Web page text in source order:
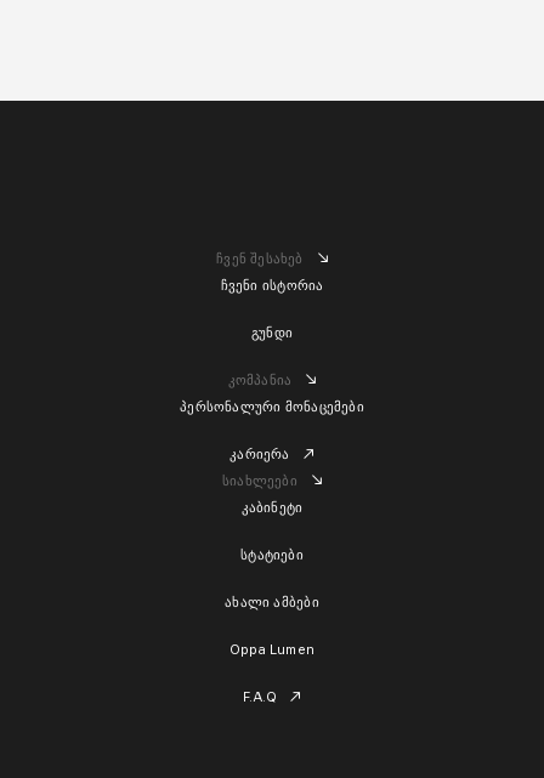
ჩვენ შესახებ
ჩვენი ისტორია
გუნდი
კომპანია
პერსონალური მონაცემები
კარიერა
სიახლეები
კაბინეტი
სტატიები
ახალი ამბები
Oppa Lumen
F.A.Q